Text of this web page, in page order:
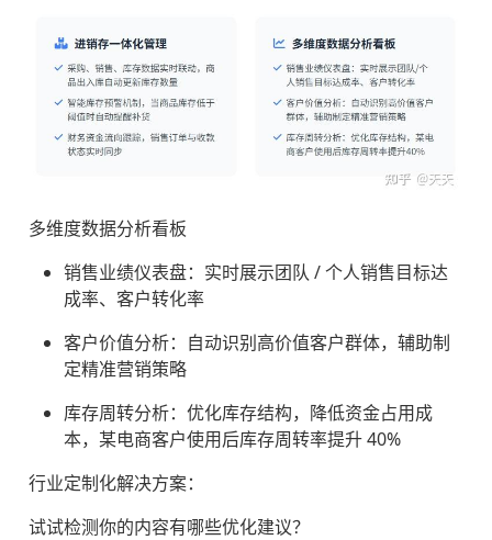
多维度数据分析看板
销售业绩仪表盘：实时展示团队 / 个人销售目标达
成率、客户转化率
客户价值分析：自动识别高价值客户群体，辅助制
定精准营销策略
库存周转分析：优化库存结构，降低资金占用成
本，某电商客户使用后库存周转率提升 40%
行业定制化解决方案：
试试检测你的内容有哪些优化建议？